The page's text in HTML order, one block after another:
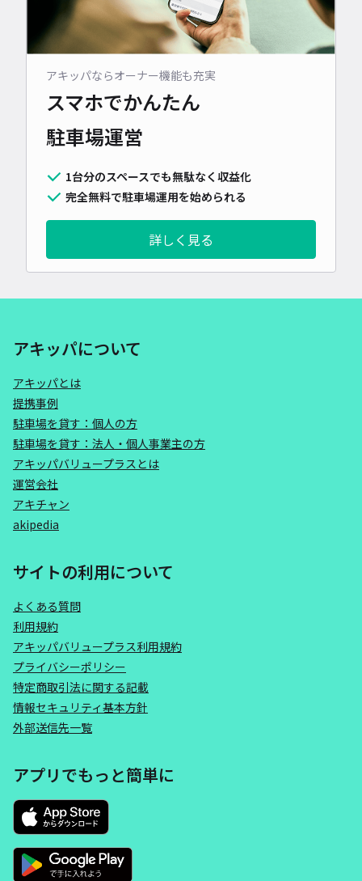
アキッパならオーナー機能も充実
スマホでかんたん
駐車場運営
1台分のスペースでも無駄なく収益化
完全無料で駐車場運用を始められる
詳しく見る
アキッパについて
アキッパとは
提携事例
駐車場を貸す：個人の方
駐車場を貸す：法人・個人事業主の方
アキッパバリュープラスとは
運営会社
アキチャン
akipedia
サイトの利用について
よくある質問
利用規約
アキッパバリュープラス利用規約
プライバシーポリシー
特定商取引法に関する記載
情報セキュリティ基本方針
外部送信先一覧
アプリでもっと簡単に